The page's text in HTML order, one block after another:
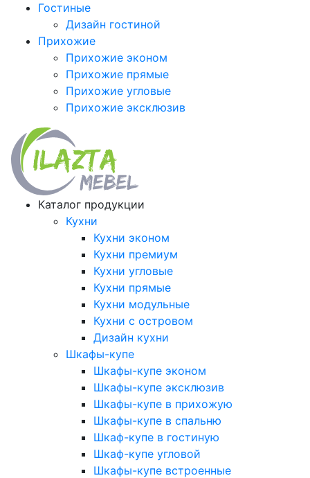
Гостиные
Дизайн гостиной
Прихожие
Прихожие эконом
Прихожие прямые
Прихожие угловые
Прихожие эксклюзив
Каталог продукции
Кухни
Кухни эконом
Кухни премиум
Кухни угловые
Кухни прямые
Кухни модульные
Кухни с островом
Дизайн кухни
Шкафы-купе
Шкафы-купе эконом
Шкафы-купе эксклюзив
Шкафы-купе в прихожую
Шкафы-купе в спальню
Шкаф-купе в гостиную
Шкаф-купе угловой
Шкафы-купе встроенные